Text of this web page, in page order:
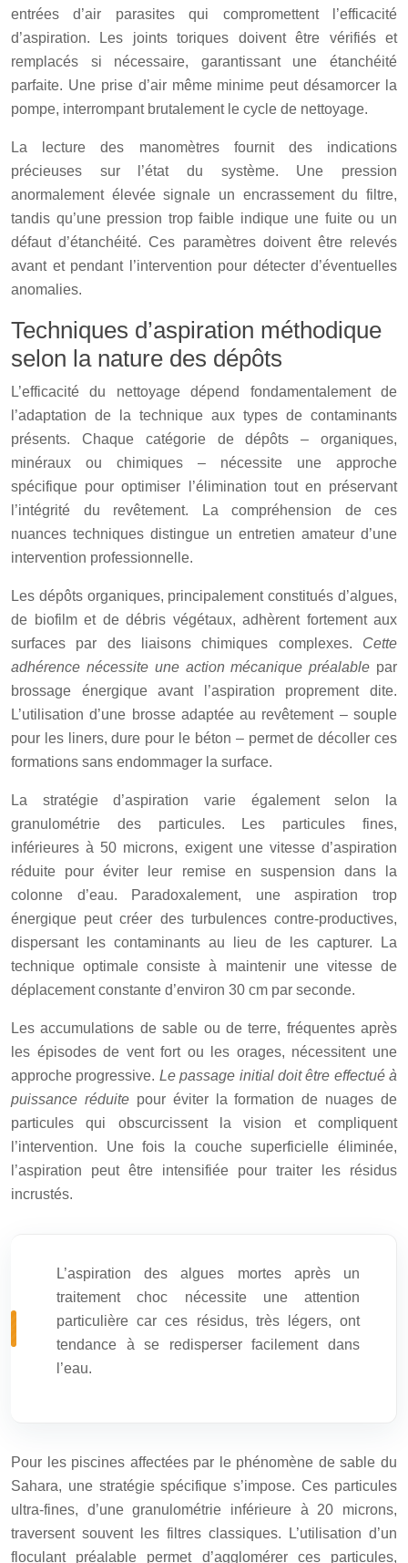
entrées d’air parasites qui compromettent l’efficacité
d’aspiration. Les joints toriques doivent être vérifiés et
remplacés si nécessaire, garantissant une étanchéité
parfaite. Une prise d’air même minime peut désamorcer la
pompe, interrompant brutalement le cycle de nettoyage.
La lecture des manomètres fournit des indications
précieuses sur l’état du système. Une pression
anormalement élevée signale un encrassement du filtre,
tandis qu’une pression trop faible indique une fuite ou un
défaut d’étanchéité. Ces paramètres doivent être relevés
avant et pendant l’intervention pour détecter d’éventuelles
anomalies.
Techniques d’aspiration méthodique
selon la nature des dépôts
L’efficacité du nettoyage dépend fondamentalement de
l’adaptation de la technique aux types de contaminants
présents. Chaque catégorie de dépôts – organiques,
minéraux ou chimiques – nécessite une approche
spécifique pour optimiser l’élimination tout en préservant
l’intégrité du revêtement. La compréhension de ces
nuances techniques distingue un entretien amateur d’une
intervention professionnelle.
Les dépôts organiques, principalement constitués d’algues,
de biofilm et de débris végétaux, adhèrent fortement aux
surfaces par des liaisons chimiques complexes. Cette
adhérence nécessite une action mécanique préalable par
brossage énergique avant l’aspiration proprement dite.
L’utilisation d’une brosse adaptée au revêtement – souple
pour les liners, dure pour le béton – permet de décoller ces
formations sans endommager la surface.
La stratégie d’aspiration varie également selon la
granulométrie des particules. Les particules fines,
inférieures à 50 microns, exigent une vitesse d’aspiration
réduite pour éviter leur remise en suspension dans la
colonne d’eau. Paradoxalement, une aspiration trop
énergique peut créer des turbulences contre-productives,
dispersant les contaminants au lieu de les capturer. La
technique optimale consiste à maintenir une vitesse de
déplacement constante d’environ 30 cm par seconde.
Les accumulations de sable ou de terre, fréquentes après
les épisodes de vent fort ou les orages, nécessitent une
approche progressive. Le passage initial doit être effectué à
puissance réduite pour éviter la formation de nuages de
particules qui obscurcissent la vision et compliquent
l’intervention. Une fois la couche superficielle éliminée,
l’aspiration peut être intensifiée pour traiter les résidus
incrustés.
L’aspiration des algues mortes après un
traitement choc nécessite une attention
particulière car ces résidus, très légers, ont
tendance à se redisperser facilement dans
l’eau.
Pour les piscines affectées par le phénomène de sable du
Sahara, une stratégie spécifique s’impose. Ces particules
ultra-fines, d’une granulométrie inférieure à 20 microns,
traversent souvent les filtres classiques. L’utilisation d’un
floculant préalable permet d’agglomérer ces particules,